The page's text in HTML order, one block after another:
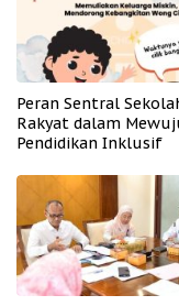
Peran Sentral
Rakyat dalam
Pendidikan Inklusif